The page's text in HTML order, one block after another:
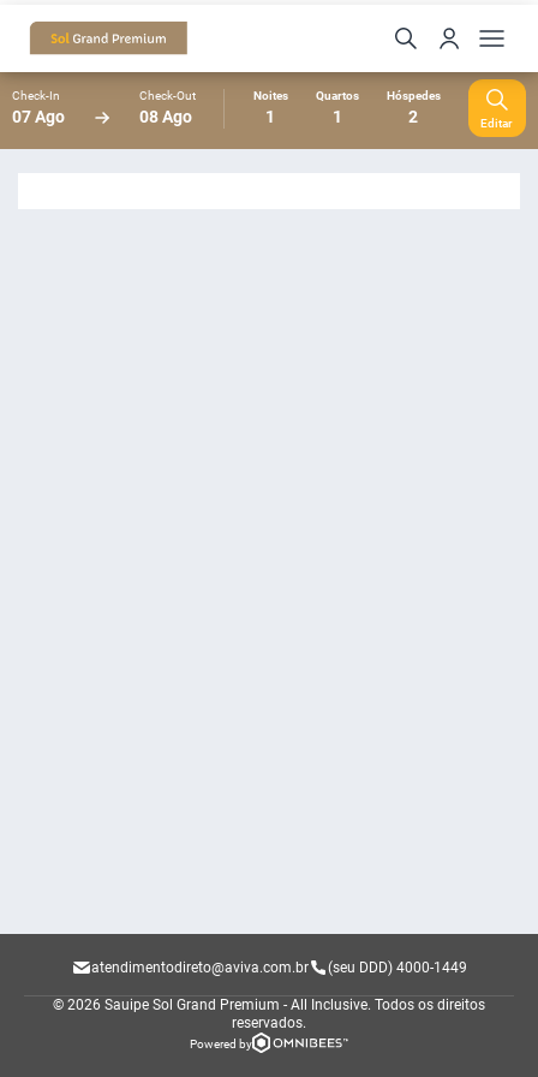
Check-In
07 Ago
Check-Out
08 Ago
Noites
1
Quartos
1
Hóspedes
2 Editar
atendimentodireto@aviva.com.br (seu DDD) 4000-1449
© 2026 Sauipe Sol Grand Premium - All Inclusive. Todos os direitos
reservados.
Powered by